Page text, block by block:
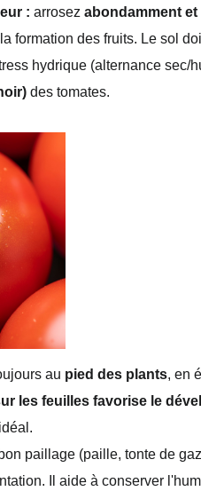
: arrosez abondamment
formation des fruits. Le sol
des tomates.
au pied des plants, en
les feuilles favorise le
paillage (paille, tonte de
Il aide à conserver